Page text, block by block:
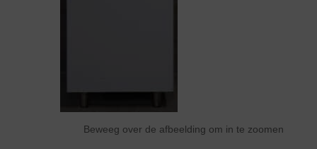
Beweeg over de afbeelding om in te zoomen